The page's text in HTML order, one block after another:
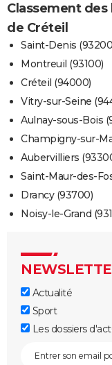
Classement des
de Créteil
Saint-Denis
Montreuil (93100)
Créteil (94000)
Vitry-sur-Seine
Aulnay-sous-Bois
Champigny-sur-
Aubervilliers
Saint-Maur-des-
Drancy (93700)
Noisy-le-Grand
Actualité
Sport
Les dossiers